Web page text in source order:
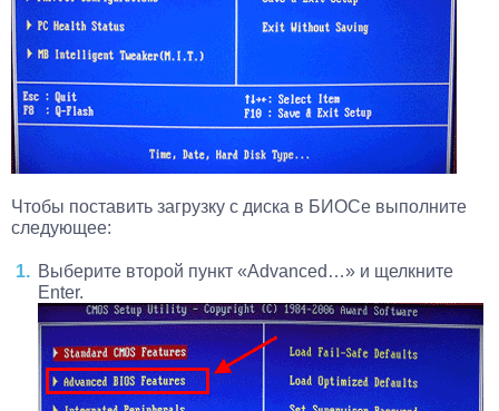
Чтобы поставить загрузку с диска в БИОСе выполните
следующее:
Выберите второй пункт «Advanced…» и щелкните
Enter.